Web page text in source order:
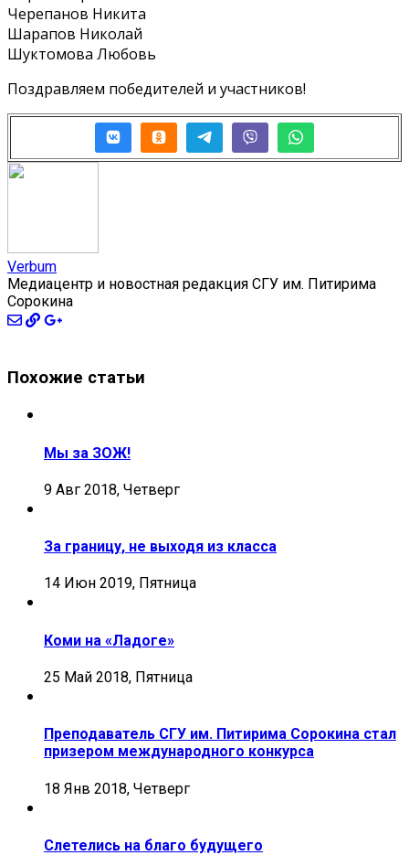
Черепанов Никита
Шарапов Николай
Шуктомова Любовь
Поздравляем победителей и участников!
Verbum
Медиацентр и новостная редакция СГУ им. Питирима
Сорокина
Похожие статьи
Мы за ЗОЖ!
9 Авг 2018, Четверг
За границу, не выходя из класса
14 Июн 2019, Пятница
Коми на «Ладоге»
25 Май 2018, Пятница
Преподаватель СГУ им. Питирима Сорокина стал
призером международного конкурса
18 Янв 2018, Четверг
Слетелись на благо будущего